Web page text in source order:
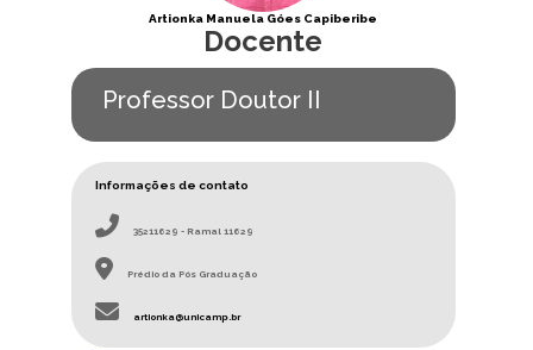
Artionka Manuela Góes Capiberibe
Docente
Professor Doutor II
Informações de contato
35211629 - Ramal 11629
Prédio da Pós Graduação
artionka@unicamp.br